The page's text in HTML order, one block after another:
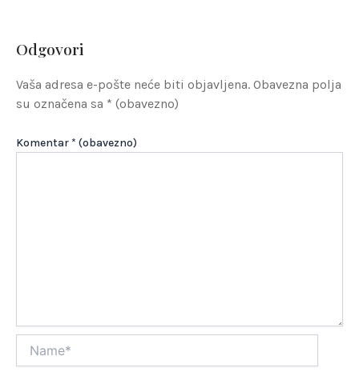
Odgovori
Vaša adresa e-pošte neće biti objavljena. Obavezna polja
su označena sa * (obavezno)
Komentar * (obavezno)